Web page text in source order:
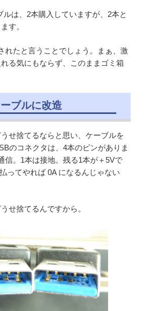
ルは、2本購入していますが、2本と
す。
れたと言うことでしょう。まぁ、激
る気にもならず、このままゴミ箱
ブルに改造
せ捨てるならと思い、ケーブルを
のコネクタは、4本のピンがありま
信。1本は接地。残る1本が＋5Vで
ってやれば 0A になるんじゃない
せ捨てるんですから。